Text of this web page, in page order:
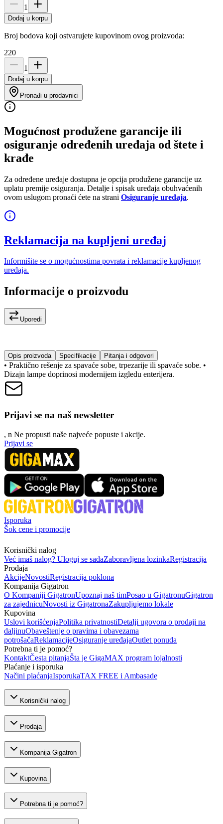
1
Dodaj u korpu
Broj bodova koji ostvarujete kupovinom ovog proizvoda:
220
1
Dodaj u korpu
Pronađi u prodavnici
Mogućnost produžene garancije ili
osiguranje određenih uređaja od štete i
krađe
Za određene uređaje dostupna je opcija produžene garancije uz
uplatu premije osiguranja. Detalje i spisak uređaja obuhvaćenih
ovom uslugom pronaći ćete na strani Osiguranje uređaja.
Reklamacija na kupljeni uređaj
Informišite se o mogućnostima povrata i reklamacije kupljenog
uređaja.
Informacije o proizvodu
Uporedi
Opis proizvoda Specifikacije Pitanja i odgovori
• Praktično rešenje za spavaće sobe, trpezarije ili spavaće sobe. •
Dizajn lampe doprinosi modernijem izgledu enterijera.
Prijavi se na naš newsletter
, n Ne propusti naše najveće popuste i akcije.
Prijavi se
Isporuka
Šok cene i promocije
Korisnički nalog
Već imaš nalog? Uloguj se sadaZaboravljena lozinkaRegistracija
Prodaja
AkcijeNovostiRegistracija poklona
Kompanija Gigatron
O Kompaniji GigatronUpoznaj naš timPosao u GigatronuGigatron
za zajednicuNovosti iz GigatronaZakupljujemo lokale
Kupovina
Uslovi korišćenjaPolitika privatnostiDetalji ugovora o prodaji na
daljinuObaveštenje o pravima i obavezama
potrošačaReklamacijeOsiguranje uređajaOutlet ponuda
Potrebna ti je pomoć?
KontaktČesta pitanjaŠta je GigaMAX program lojalnosti
Plaćanje i isporuka
Načini plaćanjaIsporukaTAX FREE i Ambasade
Korisnički nalog
Prodaja
Kompanija Gigatron
Kupovina
Potrebna ti je pomoć?